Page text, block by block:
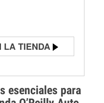
esenciales para
LA TIENDA
y